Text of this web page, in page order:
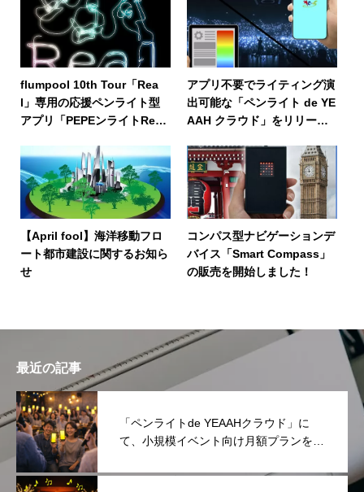
flumpool 10th Tour「Rea
l」専用の応援ペンライト型
アプリ「PEPEンライトRea
アプリ不要でライティング演
出可能な「ペンライト de YE
AAH クラウド」をリリース
【April fool】海洋移動フロ
ート都市建設に関するお知ら
せ
コンパス型ナビゲーションデ
バイス「Smart Compass」
の販売を開始しました！
最近の記事
「ペンライトde YEAAHクラウド」に
て、小規模イベント向け月額プランを提